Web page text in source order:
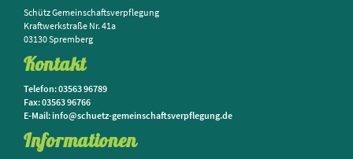
Schütz Gemeinschaftsverpflegung
Kraftwerkstraße Nr. 41a
03130 Spremberg
Kontakt
Telefon: 03563 96789
Fax: 03563 96766
E-Mail: info@schuetz-gemeinschaftsverpflegung.de
Informationen